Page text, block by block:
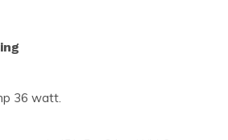
36 watt.